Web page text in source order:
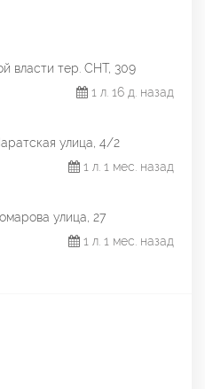
власти тер. СНТ, 309
1 л. 16 д. назад
улица, 4/2
1 л. 1 мес. назад
улица, 27
1 л. 1 мес. назад